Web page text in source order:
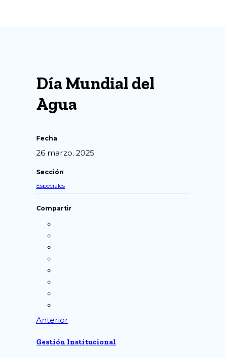
Día Mundial del
Agua
Fecha
26 marzo, 2025
Sección
Especiales
Compartir
Anterior
Gestión Institucional